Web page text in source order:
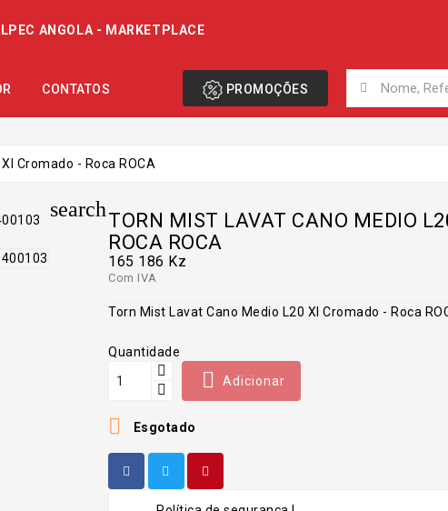
ANGOLA - MARKETPLACE
CONTATOS PROMOÇÕES
Cromado - Roca ROCA
searchTORN MIST LAVAT CANO MEDIO
ROCA ROCA
165 186 Kz
Com IVA
Torn Mist Lavat Cano Medio L20 Xl Cromado - Roca
Quantidade
 Adicionar
 Esgotado